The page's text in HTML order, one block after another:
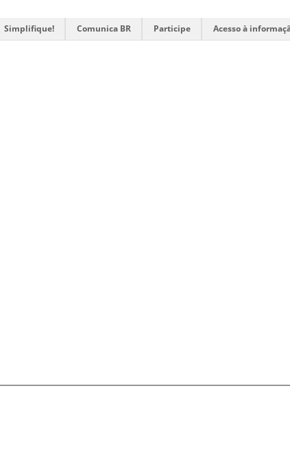
Simplifique! Comunica BR Participe Acesso à